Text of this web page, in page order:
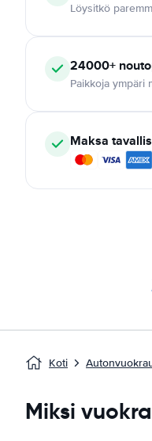
Löysitkö
24000+
Paikkoja ympäri
Maksa
Koti
Miksi